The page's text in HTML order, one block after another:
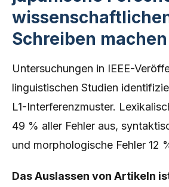
Schreiben machen
Untersuchungen in IEEE-
linguistischen Studien
L1-Interferenzmuster.
49 % aller Fehler aus,
und morphologische Fehler 12
Das Auslassen von Artikeln